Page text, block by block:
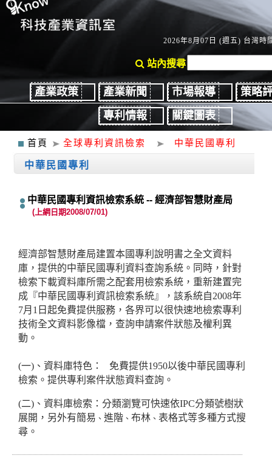
2026年8月07日 (週五) 台灣時
站內搜尋
產業政策 產業新聞 市場報導
策略
專利情報
關鍵圖表
首頁 全球專利資訊檢索 中華民國專利
中華民國專利
中華民國專利資訊檢索系統 -- 經濟部智慧財產局
(上網日期2008/07/01)
經濟部智慧財產局建置本國專利說明書之全文資料
庫，提供的中華民國專利資料查詢系統。同時，針對
檢索下載資料庫所需之配套用檢索系統，重新建置完
成『中華民國專利資訊檢索系統』，該系統自2008年
7月1日起免費提供服務，各界可以很快速地檢索專利
技術全文資料影像檔，查詢申請案件狀態及權利異
動。
(一)、資料庫特色： 免費提供1950以後中華民國專利
檢索。提供專利案件狀態資料查詢。
(二)、資料庫檢索：分類瀏覽可快速依IPC分類號樹狀
展開，另外有簡易 、 進階 、 布林 、 表格式等多種方式搜
尋。